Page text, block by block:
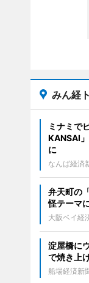
みん経
ミナミで
KANSAI
に
なんば経済
弁天町の
怪テーマ
大阪ベイ経
淀屋橋に
で焼き上
船場経済新